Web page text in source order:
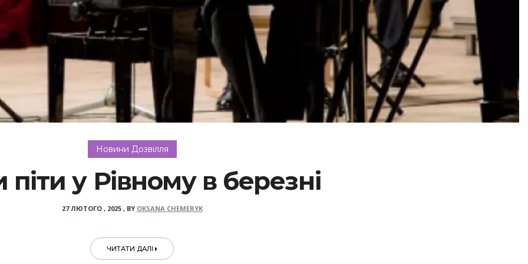
Новини Дозвілля
піти у Рівному в березні
27 ЛЮТОГО , 2025, BY OKSANA CHEMERYK
ЧИТАТИ ДАЛІ